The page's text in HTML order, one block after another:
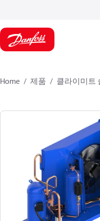
Home 제품 클라이미트